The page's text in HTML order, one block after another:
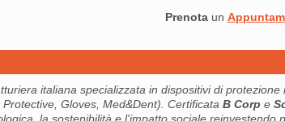
Prenota un
italiana specializzata in dispositivi di protezione
Gloves, Med&Dent). Certificata B Corp e